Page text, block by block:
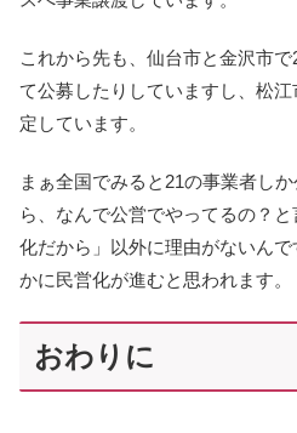
これから先も、仙台市と金沢市
て公募したりしていますし、松
定しています。
まぁ全国でみると21の事業者し
ら、なんで公営でやってるの？
化だから」以外に理由がないん
かに民営化が進むと思われます。
おわりに